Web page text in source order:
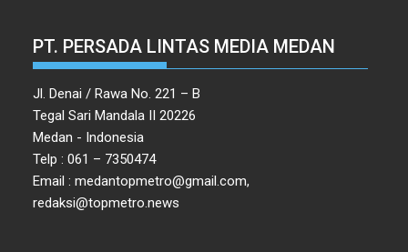
PT. PERSADA LINTAS MEDIA MEDAN
Jl. Denai / Rawa No. 221 – B
Tegal Sari Mandala II 20226
Medan - Indonesia
Telp : 061 – 7350474
Email : medantopmetro@gmail.com,
redaksi@topmetro.news